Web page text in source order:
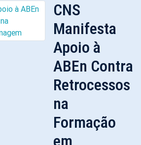
CNS
Manifesta
Apoio à
ABEn Contra
Retrocessos
na
Formação
em